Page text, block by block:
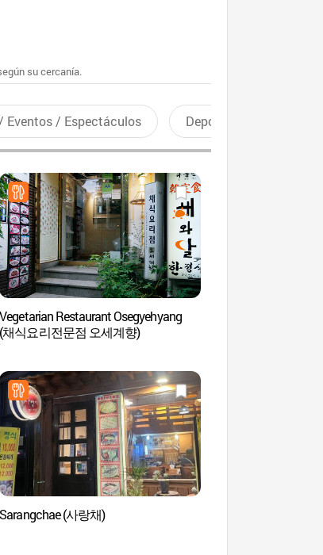
su cercanía.
Eventos / Espectáculos Deportes recreativos
Vegetarian Restaurant Osegyehyang
(채식요리전문점 오세계향)
Sarangchae (사랑채)